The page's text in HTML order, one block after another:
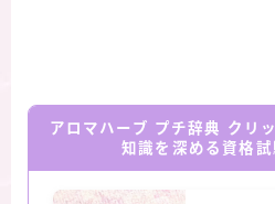
アロマハーブ プチ辞典 クリ
知識を深める資格